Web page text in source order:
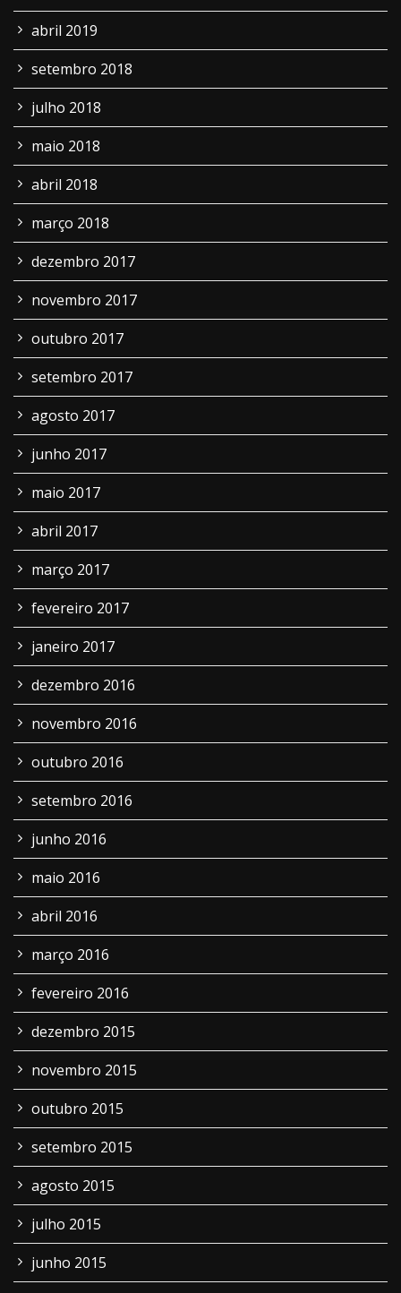
abril 2019
setembro 2018
julho 2018
maio 2018
abril 2018
março 2018
dezembro 2017
novembro 2017
outubro 2017
setembro 2017
agosto 2017
junho 2017
maio 2017
abril 2017
março 2017
fevereiro 2017
janeiro 2017
dezembro 2016
novembro 2016
outubro 2016
setembro 2016
junho 2016
maio 2016
abril 2016
março 2016
fevereiro 2016
dezembro 2015
novembro 2015
outubro 2015
setembro 2015
agosto 2015
julho 2015
junho 2015